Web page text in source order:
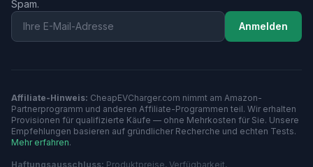
Spam.
Email
Anmelden
Affiliate-Hinweis: CheapEVCharger.com nimmt am Amazon-
Partnerprogramm und anderen Affiliate-Programmen teil. Wir erhalten
Provisionen für qualifizierte Käufe — ohne Mehrkosten für Sie. Unsere
Empfehlungen basieren auf gründlicher Recherche und echten Tests.
Mehr erfahren.
Haftungsausschluss: Produktpreise, Verfügbarkeit,